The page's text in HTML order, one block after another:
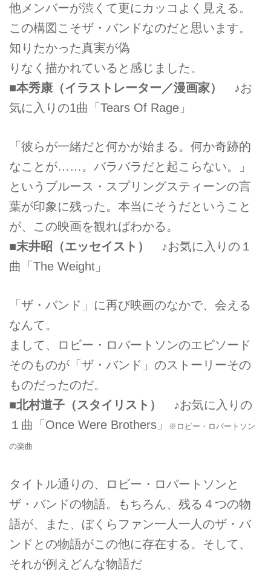
他メンバーが渋くて更にカッコよく見える。
この構図こそザ・バンドなのだと思います。
知りたかった真実が偽
りなく描かれていると感じました。
■本秀康（イラストレーター／漫画家）
♪お
気に入りの1曲「Tears Of Rage」
「彼らが一緒だと何かが始まる。何か奇跡的
なことが……。バラバラだと起こらない。」
というブルース・スプリングスティーンの言
葉が印象に残った。本当にそうだということ
が、この映画を観ればわかる。
■末井昭（エッセイスト）
♪お気に入りの１
曲「The Weight」
「ザ・バンド」に再び映画のなかで、会える
なんて。
まして、ロビー・ロバートソンのエピソード
そのものが「ザ・バンド」のストーリーその
ものだったのだ。
■北村道子（スタイリスト）
♪お気に入りの
１曲「Once Were Brothers」
※ロビー・ロバートソン
の楽曲
タイトル通りの、ロビー・ロバートソンと
ザ・バンドの物語。もちろん、残る４つの物
語が、また、ぼくらファン一人一人のザ・バ
ンドとの物語がこの他に存在する。そして、
それが例えどんな物語だ